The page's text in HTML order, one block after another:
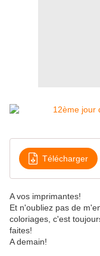
Télécharger
A vos imprimantes!
Et n'oubliez pas de
coloriages, c'est
faites!
A demain!